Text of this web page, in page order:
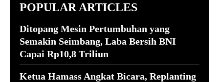
POPULAR ARTICLES
Ditopang Mesin Pertumbuhan yang
Semakin Seimbang, Laba Bersih BNI
Capai Rp10,8 Triliun
Ketua Hamass Angkat Bicara, Replanting